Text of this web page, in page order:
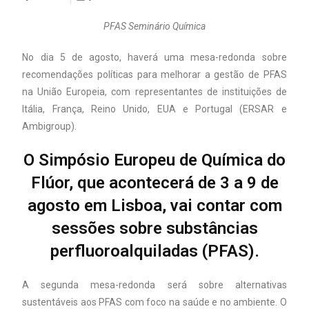
PFAS Seminário Química
No dia 5 de agosto, haverá uma mesa-redonda sobre
recomendações políticas para melhorar a gestão de PFAS
na União Europeia, com representantes de instituições de
Itália, França, Reino Unido, EUA e Portugal (ERSAR e
Ambigroup).
O Simpósio Europeu de Química do
Flúor, que acontecerá de 3 a 9 de
agosto em Lisboa, vai contar com
sessões sobre substâncias
perfluoroalquiladas (PFAS).
A segunda mesa-redonda será sobre alternativas
sustentáveis aos PFAS com foco na saúde e no ambiente. O